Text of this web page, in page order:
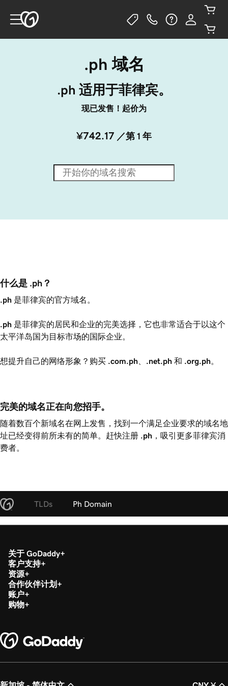
.ph 域名
.ph 适用于菲律宾。
现已发售！起价为
¥742.17 ／第 1 年
什么是 .ph？
.ph 是菲律宾的官方域名。
.ph 是菲律宾的居民和企业的完美选择，它也非常适合于以这个
太平洋岛国为目标市场的国际企业。
想提升自己的网络形象？购买 .com.ph .net.ph 和 .org.ph
完美的域名正在向您招手。
随着数百个新域名在网上发售，找到一个满足企业要求的域名地
址已经变得前所未有的简单。赶快注册 .ph ，吸引更多菲律宾消
费者。
TLDs Ph Domain
关于 GoDaddy
客户支持
资源
合作伙伴计划
账户
购物